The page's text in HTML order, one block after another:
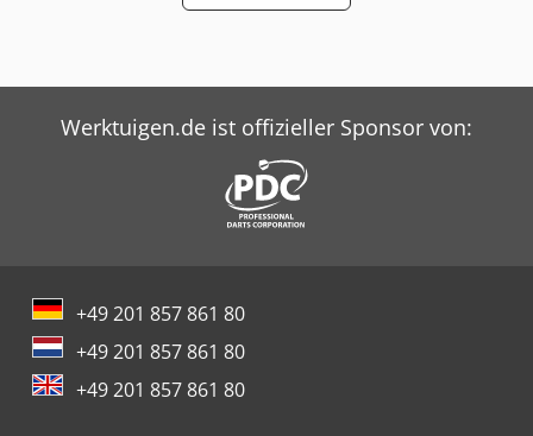
Positionieranzeige für Länge und Verdrehung (Anzeige im
programmierbar - Automatische Dornschmierung als Öl-
Minimalmengenschmierung - TUBOLUB Z-M (5 Liter /
Gebinde) für Minimalmengenschmierung - Schnittstelle
für Netzwerkanbindung und Datenimport aus PIPEFAB -
Montagevorsatz für Schneidringmontage mit Messsystem
Oracle Express für Einzelplatzanwendung • Erstellen von
Format CSV • Berechnung von Biegedaten unter
Berücksichtigung von Rückfederung,Streckung und
Auffederung • Prüfung von Klemmlängen, Anfangs- und
Werktuigen.de ist offizieller Sponsor von:
+49 201 857 861 80
+49 201 857 861 80
+49 201 857 861 80